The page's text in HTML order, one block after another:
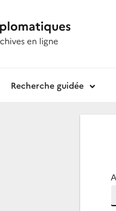
Recherche guidée